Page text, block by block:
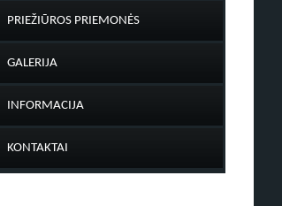
PRIEŽIŪROS PRIEMONĖS
GALERIJA
INFORMACIJA
KONTAKTAI